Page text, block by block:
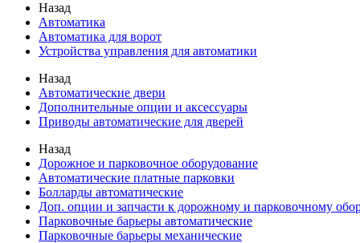
Назад
Автоматика
Автоматика для ворот
Устройства управления для автоматики
Назад
Автоматические двери
Дополнительные опции и аксессуары
Приводы автоматические для дверей
Назад
Дорожное и парковочное оборудование
Автоматические платные парковки
Болларды автоматические
Доп. опции и запчасти к дорожному и парковочному
Парковочные барьеры автоматические
Парковочные барьеры механические